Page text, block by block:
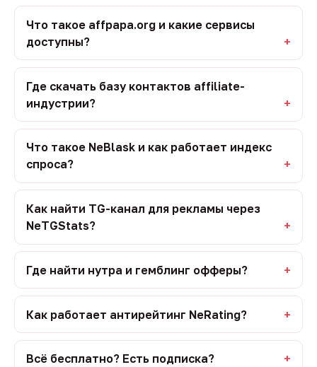
Что такое affpapa.org и какие сервисы
доступны?
Где скачать базу контактов affiliate-
индустрии?
Что такое NeBlask и как работает индекс
спроса?
Как найти TG-канал для рекламы через
NeTGStats?
Где найти нутра и гемблинг офферы?
Как работает антирейтинг NeRating?
Всё бесплатно? Есть подписка?